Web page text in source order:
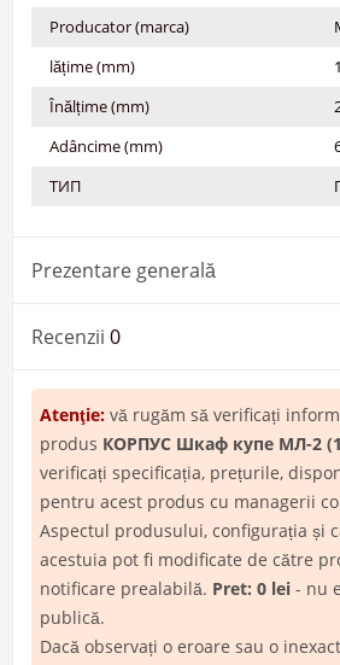
Producator (marca)
lățime (mm)
Înălțime (mm)
Adâncime (mm)
ТИП
Prezentare generală
Recenzii 0
Atenţie: vă rugăm să verificați
produs КОРПУС Шкаф купе МЛ-2
verificați specificația, prețurile,
pentru acest produs cu managerii
Aspectul produsului, configurația și
acestuia pot fi modificate de către
notificare prealabilă. Pret: 0 lei - nu
publică.
Dacă observați o eroare sau o